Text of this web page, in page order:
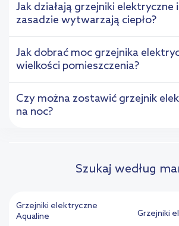
Jak działają grzejniki elektryczne
zasadzie wytwarzają ciepło?
Jak dobrać moc grzejnika
wielkości pomieszczenia?
Czy można zostawić grzejnik
na noc?
Szukaj według
Grzejniki elektryczne
Aqualine
Grzejniki